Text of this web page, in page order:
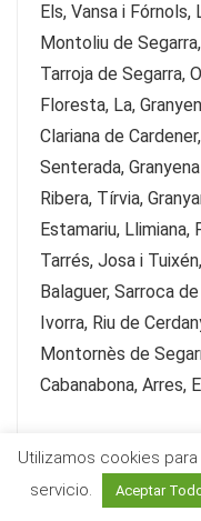
Els, Vansa i Fórnols,
Montoliu de
Tarroja de Segarra,
Floresta, La,
Clariana de
Senterada,
Ribera, Tírvia,
Estamariu,
Tarrés, Josa i
Balaguer, Sarroca
Ivorra, Riu de
Montornès de
Cabanabona, Arres,
MEJORES
Utilizamos cookies
servicio.
Aceptar